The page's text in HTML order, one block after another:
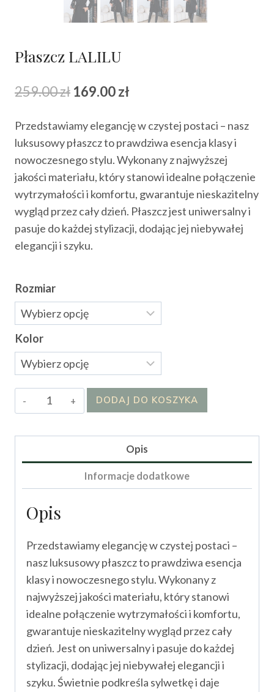
Płaszcz LALILU
259.00zł Pierwotna
wynosiła:
259.00 zł.
169.00zł
wynosi:
169.00 zł.
Przedstawiamy elegancję w czystej postaci – nasz
luksusowy płaszcz to prawdziwa esencja klasy i
nowoczesnego stylu. Wykonany z najwyższej
jakości materiału, który stanowi idealne połączenie
wytrzymałości i komfortu, gwarantuje nieskazitelny
wygląd przez cały dzień. Płaszcz jest uniwersalny i
pasuje do każdej stylizacji, dodając jej niebywałej
elegancji i szyku.
Rozmiar
Kolor
ilość
Płaszcz
DODAJ DO KOSZYKA
Opis
Informacje dodatkowe
Opis
Przedstawiamy elegancję w czystej postaci –
nasz luksusowy płaszcz to prawdziwa esencja
klasy i nowoczesnego stylu. Wykonany z
najwyższej jakości materiału, który stanowi
idealne połączenie wytrzymałości i komfortu,
gwarantuje nieskazitelny wygląd przez cały
dzień. Jest on uniwersalny i pasuje do każdej
stylizacji, dodając jej niebywałej elegancji i
szyku. Świetnie podkreśla sylwetkę i daje